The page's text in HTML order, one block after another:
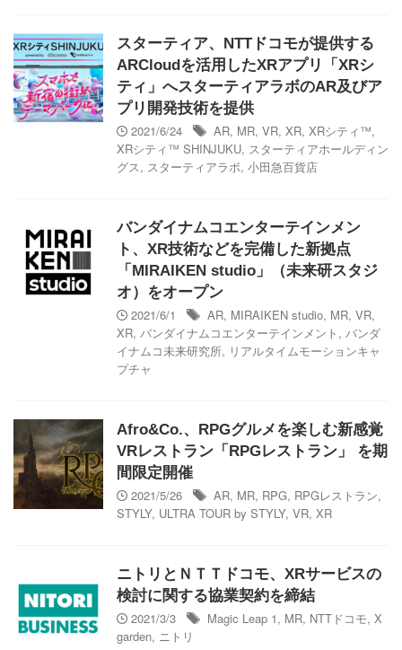
スターティア、NTTドコモが提供する
ARCloudを活用したXRアプリ「XRシ
ティ」へスターティアラボのAR及びア
プリ開発技術を提供
2021/6/24
AR, MR, VR, XR, XRシティ™,
XRシティ™ SHINJUKU, スターティアホールディン
グス, スターティアラボ, 小田急百貨店
バンダイナムコエンターテインメン
ト、XR技術などを完備した新拠点
「MIRAIKEN studio」（未来研スタジ
オ）をオープン
2021/6/1
AR, MIRAIKEN studio, MR, VR,
XR, バンダイナムコエンターテインメント , バンダ
イナムコ未来研究所, リアルタイムモーションキャ
プチャ
Afro&Co.、​RPGグルメを楽しむ新感覚
VRレストラン「RPGレストラン」 を期
間限定開催
2021/5/26
AR, MR, RPG, RPGレストラン,
STYLY, ULTRA TOUR by STYLY, VR, XR
ニトリとＮＴＴドコモ、XRサービスの
検討に関する協業契約を締結
2021/3/3
Magic Leap 1, MR, NTTドコモ, X
garden, ニトリ